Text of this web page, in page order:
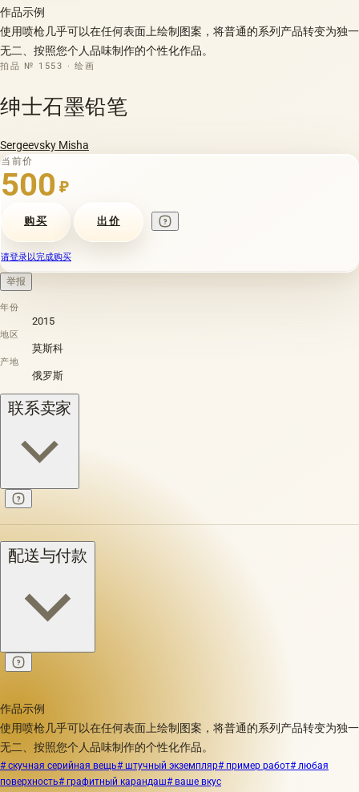
作品示例
使用喷枪几乎可以在任何表面上绘制图案，将普通的系列产品转变为独一
无二、按照您个人品味制作的个性化作品。
拍品 № 1553 · 绘画
绅士石墨铅笔
Sergeevsky Misha
当前价
500 ₽
购买 出价
请登录以完成购买
举报
年份
2015
地区
莫斯科
产地
俄罗斯
联系卖家
配送与付款
作品示例
使用喷枪几乎可以在任何表面上绘制图案，将普通的系列产品转变为独一
无二、按照您个人品味制作的个性化作品。
# скучная серийная вещь# штучный экземпляр# пример работ# любая
поверхность# графитный карандаш# ваше вкус